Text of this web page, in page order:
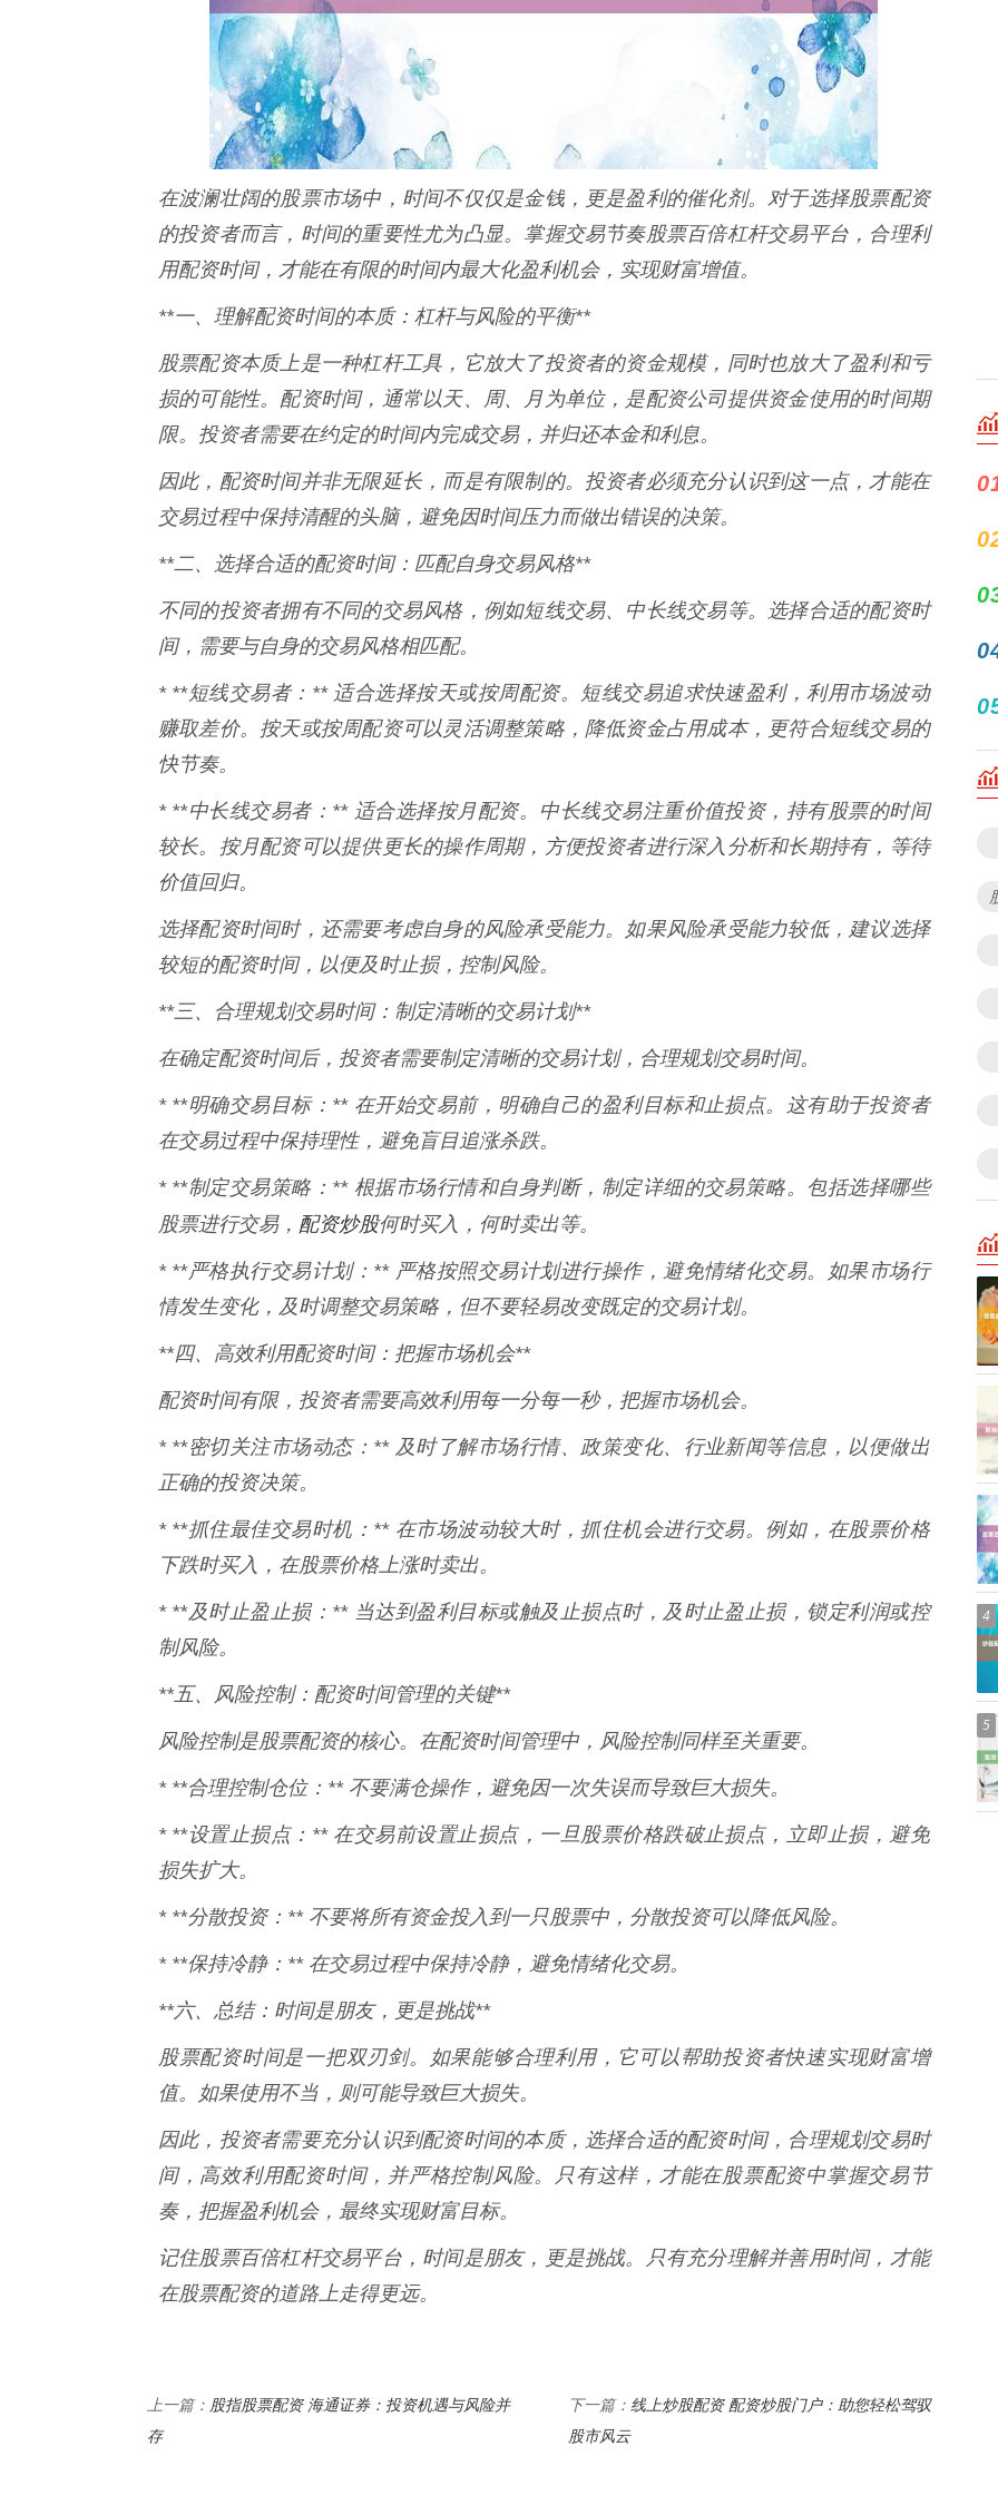
在波澜壮阔的股票市场中，时间不仅仅是金钱，更是盈利的催化剂。对于选择股票配资
的投资者而言，时间的重要性尤为凸显。掌握交易节奏股票百倍杠杆交易平台，合理利
用配资时间，才能在有限的时间内最大化盈利机会，实现财富增值。
**一、理解配资时间的本质：杠杆与风险的平衡**
股票配资本质上是一种杠杆工具，它放大了投资者的资金规模，同时也放大了盈利和亏
损的可能性。配资时间，通常以天、周、月为单位，是配资公司提供资金使用的时间期
限。投资者需要在约定的时间内完成交易，并归还本金和利息。
因此，配资时间并非无限延长，而是有限制的。投资者必须充分认识到这一点，才能在
交易过程中保持清醒的头脑，避免因时间压力而做出错误的决策。
**二、选择合适的配资时间：匹配自身交易风格**
不同的投资者拥有不同的交易风格，例如短线交易、中长线交易等。选择合适的配资时
间，需要与自身的交易风格相匹配。
* **短线交易者：** 适合选择按天或按周配资。短线交易追求快速盈利，利用市场波动
赚取差价。按天或按周配资可以灵活调整策略，降低资金占用成本，更符合短线交易的
快节奏。
* **中长线交易者：** 适合选择按月配资。中长线交易注重价值投资，持有股票的时间
较长。按月配资可以提供更长的操作周期，方便投资者进行深入分析和长期持有，等待
价值回归。
选择配资时间时，还需要考虑自身的风险承受能力。如果风险承受能力较低，建议选择
较短的配资时间，以便及时止损，控制风险。
**三、合理规划交易时间：制定清晰的交易计划**
在确定配资时间后，投资者需要制定清晰的交易计划，合理规划交易时间。
* **明确交易目标：** 在开始交易前，明确自己的盈利目标和止损点。这有助于投资者
在交易过程中保持理性，避免盲目追涨杀跌。
* **制定交易策略：** 根据市场行情和自身判断，制定详细的交易策略。包括选择哪些
股票进行交易， 配资炒股何时买入，何时卖出等。
* **严格执行交易计划：** 严格按照交易计划进行操作，避免情绪化交易。如果市场行
情发生变化，及时调整交易策略，但不要轻易改变既定的交易计划。
**四、高效利用配资时间：把握市场机会**
配资时间有限，投资者需要高效利用每一分每一秒，把握市场机会。
* **密切关注市场动态：** 及时了解市场行情、政策变化、行业新闻等信息，以便做出
正确的投资决策。
* **抓住最佳交易时机：** 在市场波动较大时，抓住机会进行交易。例如，在股票价格
下跌时买入，在股票价格上涨时卖出。
* **及时止盈止损：** 当达到盈利目标或触及止损点时，及时止盈止损，锁定利润或控
制风险。
**五、风险控制：配资时间管理的关键**
风险控制是股票配资的核心。在配资时间管理中，风险控制同样至关重要。
* **合理控制仓位：** 不要满仓操作，避免因一次失误而导致巨大损失。
* **设置止损点：** 在交易前设置止损点，一旦股票价格跌破止损点，立即止损，避免
损失扩大。
* **分散投资：** 不要将所有资金投入到一只股票中，分散投资可以降低风险。
* **保持冷静：** 在交易过程中保持冷静，避免情绪化交易。
**六、总结：时间是朋友，更是挑战**
股票配资时间是一把双刃剑。如果能够合理利用，它可以帮助投资者快速实现财富增
值。如果使用不当，则可能导致巨大损失。
因此，投资者需要充分认识到配资时间的本质，选择合适的配资时间，合理规划交易时
间，高效利用配资时间，并严格控制风险。只有这样，才能在股票配资中掌握交易节
奏，把握盈利机会，最终实现财富目标。
记住股票百倍杠杆交易平台，时间是朋友，更是挑战。只有充分理解并善用时间，才能
在股票配资的道路上走得更远。
上一篇： 股指股票配资 海通证券：投资机遇与风险并
存
下一篇： 线上炒股配资 配资炒股门户：助您轻松驾驭
股市风云
4
5